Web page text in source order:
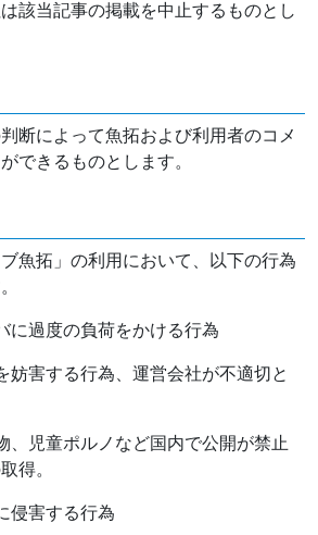
該当記事の掲載を中止するものとし
断によって魚拓および利用者のコメ
できるものとします。
魚拓」の利用において、以下の行為
に過度の負荷をかける行為
妨害する行為、運営会社が不適切と
、児童ポルノなど国内で公開が禁止
得。
侵害する行為